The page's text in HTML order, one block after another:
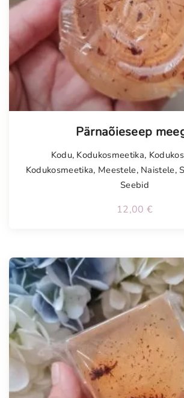
Pärnaõieseep
Kodu, Kodukosmeetika,
Kodukosmeetika, Meestele, Naistele,
Seebid
12,00 €